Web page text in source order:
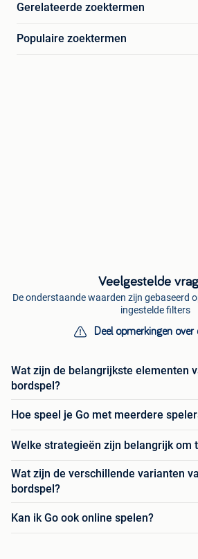
Gerelateerde zoektermen
Populaire zoektermen
Veelgestelde
De onderstaande waarden zijn gebaseerd
ingestelde filters
Deel opmerkingen over
Wat zijn de belangrijkste elementen
bordspel?
Hoe speel je Go met meerdere
Welke strategieën zijn belangrijk om
Wat zijn de verschillende varianten
bordspel?
Kan ik Go ook online spelen?